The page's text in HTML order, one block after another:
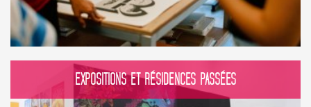
EXPOSITIONS ET RÉSIDENCES PASSÉES